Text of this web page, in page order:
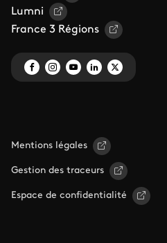
Lumni
France 3 Régions
Mentions légales
Gestion des traceurs
Espace de confidentialité